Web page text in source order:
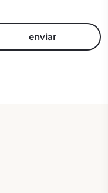
enviar